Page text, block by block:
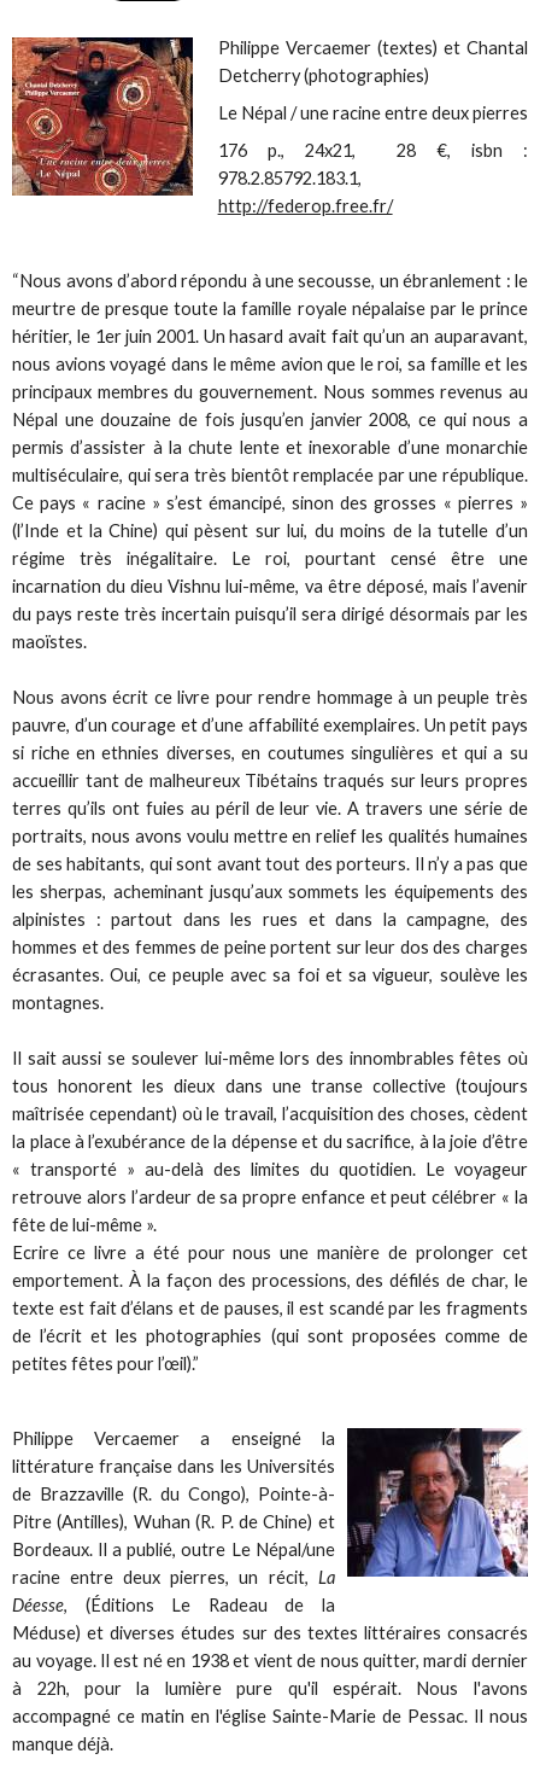
Philippe Vercaemer (textes) et Chantal
Detcherry (photographies)
Le Népal / une racine entre deux pierres
176 p., 24x21, 28 €, isbn :
978.2.85792.183.1,
http://federop.free.fr/
“Nous avons d’abord répondu à une secousse, un ébranlement : le
meurtre de presque toute la famille royale népalaise par le prince
héritier, le 1er juin 2001. Un hasard avait fait qu’un an auparavant,
nous avions voyagé dans le même avion que le roi, sa famille et les
principaux membres du gouvernement. Nous sommes revenus au
Népal une douzaine de fois jusqu’en janvier 2008, ce qui nous a
permis d’assister à la chute lente et inexorable d’une monarchie
multiséculaire, qui sera très bientôt remplacée par une république.
Ce pays « racine » s’est émancipé, sinon des grosses « pierres »
(l’Inde et la Chine) qui pèsent sur lui, du moins de la tutelle d’un
régime très inégalitaire. Le roi, pourtant censé être une
incarnation du dieu Vishnu lui-même, va être déposé, mais l’avenir
du pays reste très incertain puisqu’il sera dirigé désormais par les
maoïstes.
Nous avons écrit ce livre pour rendre hommage à un peuple très
pauvre, d’un courage et d’une affabilité exemplaires. Un petit pays
si riche en ethnies diverses, en coutumes singulières et qui a su
accueillir tant de malheureux Tibétains traqués sur leurs propres
terres qu’ils ont fuies au péril de leur vie. A travers une série de
portraits, nous avons voulu mettre en relief les qualités humaines
de ses habitants, qui sont avant tout des porteurs. Il n’y a pas que
les sherpas, acheminant jusqu’aux sommets les équipements des
alpinistes : partout dans les rues et dans la campagne, des
hommes et des femmes de peine portent sur leur dos des charges
écrasantes. Oui, ce peuple avec sa foi et sa vigueur, soulève les
montagnes.
Il sait aussi se soulever lui-même lors des innombrables fêtes où
tous honorent les dieux dans une transe collective (toujours
maîtrisée cependant) où le travail, l’acquisition des choses, cèdent
la place à l’exubérance de la dépense et du sacrifice, à la joie d’être
« transporté » au-delà des limites du quotidien. Le voyageur
retrouve alors l’ardeur de sa propre enfance et peut célébrer « la
fête de lui-même ».
Ecrire ce livre a été pour nous une manière de prolonger cet
emportement. À la façon des processions, des défilés de char, le
texte est fait d’élans et de pauses, il est scandé par les fragments
de l’écrit et les photographies (qui sont proposées comme de
petites fêtes pour l’œil).”
Philippe Vercaemer a enseigné la
littérature française dans les Universités
de Brazzaville (R. du Congo), Pointe-à-
Pitre (Antilles), Wuhan (R. P. de Chine) et
Bordeaux. Il a publié, outre Le Népal/une
racine entre deux pierres, un récit, La
Déesse, (Éditions Le Radeau de la
Méduse) et diverses études sur des textes littéraires consacrés
au voyage. Il est né en 1938 et vient de nous quitter, mardi dernier
à 22h, pour la lumière pure qu'il espérait. Nous l'avons
accompagné ce matin en l'église Sainte-Marie de Pessac. Il nous
manque déjà.